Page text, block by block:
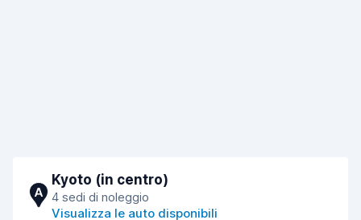
A
Kyoto (in centro)
4 sedi di noleggio
Visualizza le auto disponibili